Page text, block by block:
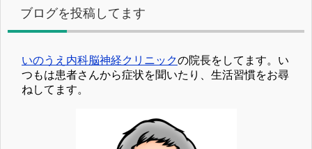
ブログを投稿してます
いのうえ内科脳神経クリニックの院長をしてます。い
つもは患者さんから症状を聞いたり、生活習慣をお尋
ねしてます。